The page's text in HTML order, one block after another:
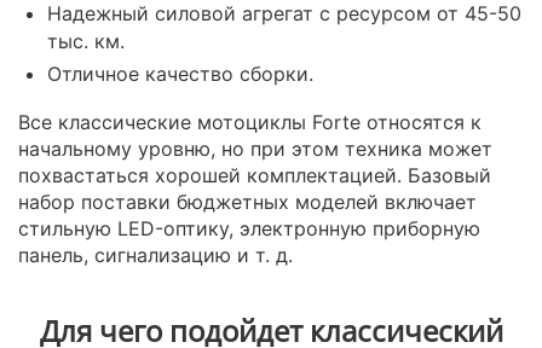
Надежный силовой агрегат с ресурсом от 45-50
тыс. км.
Отличное качество сборки.
Все классические мотоциклы Forte относятся к
начальному уровню, но при этом техника может
похвастаться хорошей комплектацией. Базовый
набор поставки бюджетных моделей включает
стильную LED-оптику, электронную приборную
панель, сигнализацию и т. д.
Для чего подойдет классический